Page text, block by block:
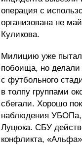
операция с
организована не
Куликова.
Милицию уже
побоища, но
с футбольного
в толпу группами
сбегали. Хорошо
наблюдения УБОПа,
Луцюка. СБУ
конфликта,